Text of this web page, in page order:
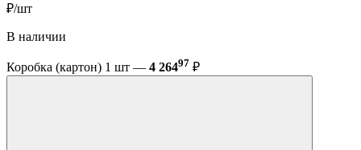
₽/шт
В наличии
Коробка (картон) 1 шт — 4 26497 ₽